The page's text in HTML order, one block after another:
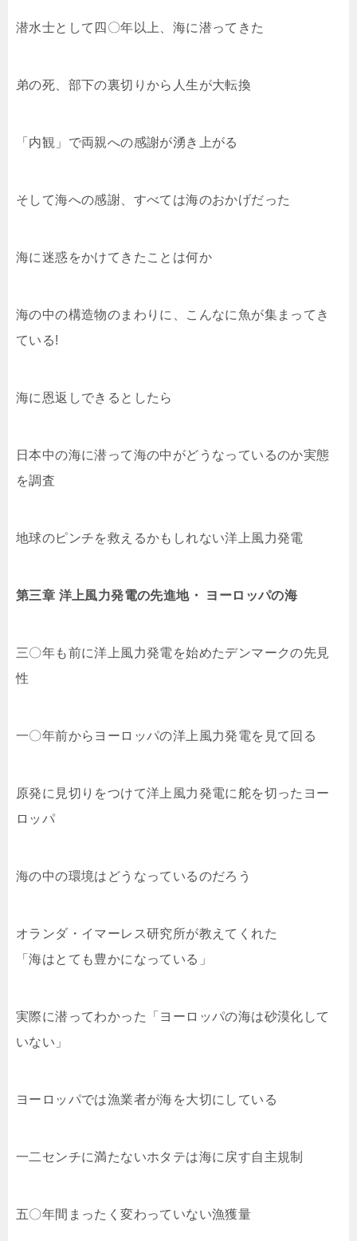
潜水士として四〇年以上、海に潜ってきた
弟の死、部下の裏切りから人生が大転換
「内観」で両親への感謝が湧き上がる
そして海への感謝、すべては海のおかげだった
海に迷惑をかけてきたことは何か
海の中の構造物のまわりに、こんなに魚が集まってき
ている!
海に恩返しできるとしたら
日本中の海に潜って海の中がどうなっているのか実態
を調査
地球のピンチを救えるかもしれない洋上風力発電
第三章 洋上風力発電の先進地・ ヨーロッパの海
三〇年も前に洋上風力発電を始めたデンマークの先見
性
一〇年前からヨーロッパの洋上風力発電を見て回る
原発に見切りをつけて洋上風力発電に舵を切ったヨー
ロッパ
海の中の環境はどうなっているのだろう
オランダ・イマーレス研究所が教えてくれた
「海はとても豊かになっている」
実際に潜ってわかった「ヨーロッパの海は砂漠化して
いない」
ヨーロッパでは漁業者が海を大切にしている
一二センチに満たないホタテは海に戻す自主規制
五〇年間まったく変わっていない漁獲量